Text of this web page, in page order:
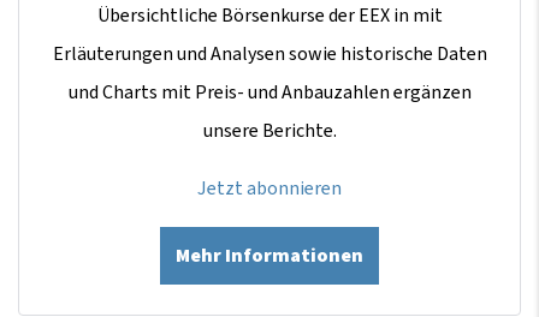
Übersichtliche Börsenkurse der EEX in mit
Erläuterungen und Analysen sowie historische Daten
und Charts mit Preis- und Anbauzahlen ergänzen
unsere Berichte.
Jetzt abonnieren
Mehr Informationen